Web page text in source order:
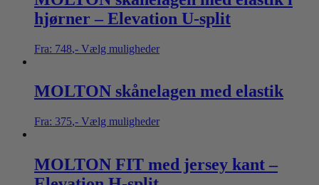
hjørner – Elevation U-split
Fra: 748,- Vælg muligheder
MOLTON skånelagen med elastik
Fra: 375,- Vælg muligheder
MOLTON FIT med jersey kant –